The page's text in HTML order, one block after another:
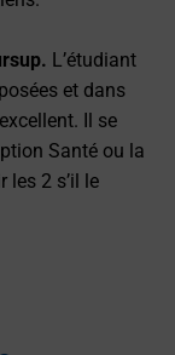
L’étudiant
et dans
Il se
Santé ou la
les 2 s’il le